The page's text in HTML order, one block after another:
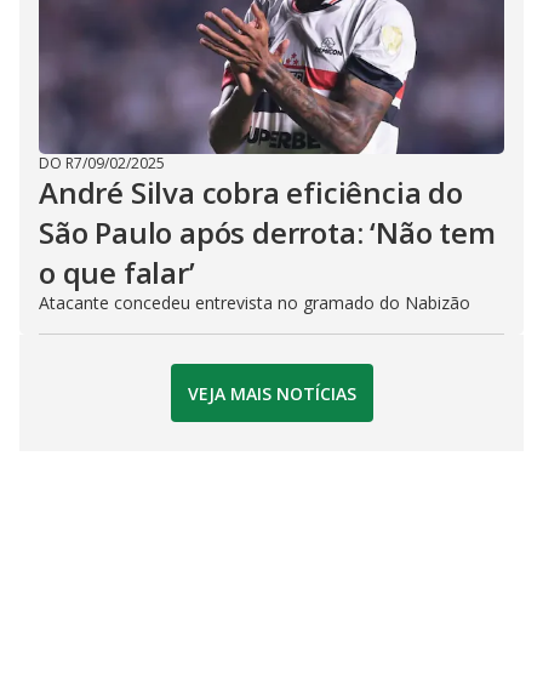
DO R7/09/02/2025
André Silva cobra eficiência do
São Paulo após derrota: ‘Não tem
o que falar’
Atacante concedeu entrevista no gramado do Nabizão
VEJA MAIS NOTÍCIAS